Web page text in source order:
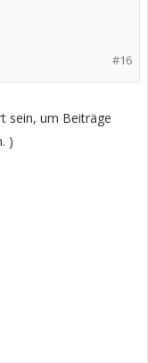
#16
sein, um Beiträge
)